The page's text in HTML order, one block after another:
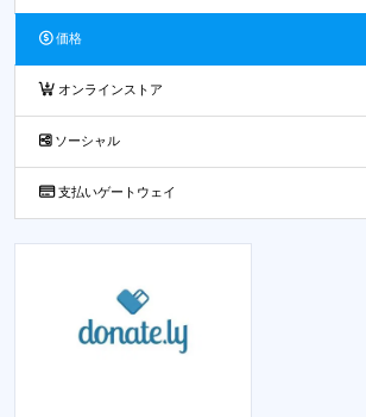
価格
オンラインストア
ソーシャル
支払いゲートウェイ